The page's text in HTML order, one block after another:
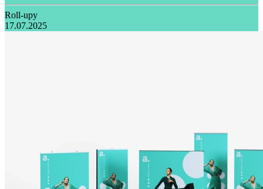
Roll-upy
17.07.2025